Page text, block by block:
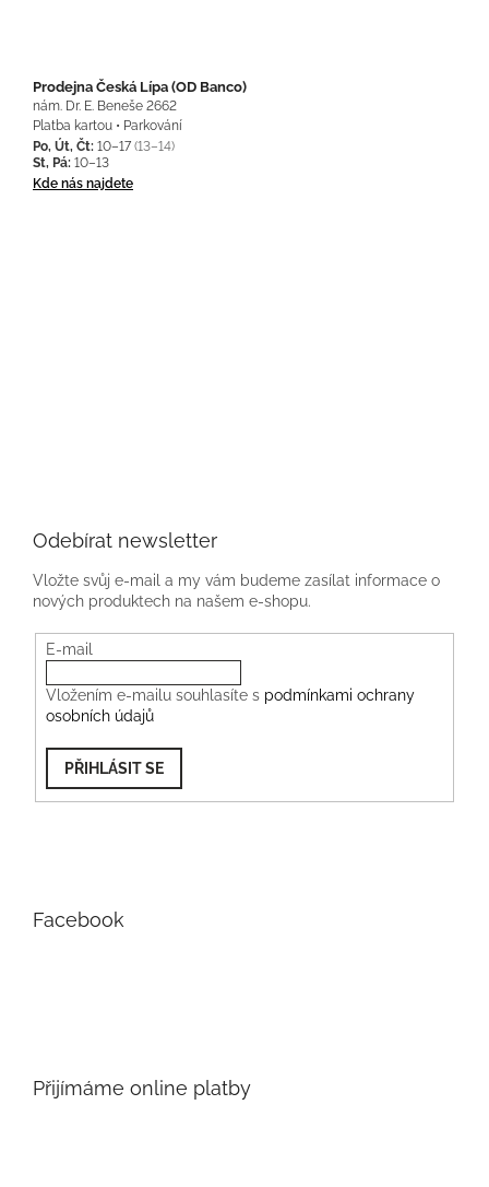
Prodejna Česká Lípa (OD Banco)
nám. Dr. E. Beneše 2662
Platba kartou • Parkování
Po, Út, Čt: 10–17 (13–14)
St, Pá: 10–13
Kde nás najdete
Odebírat newsletter
Vložte svůj e-mail a my vám budeme zasílat informace o
nových produktech na našem e-shopu.
E-mail
Vložením e-mailu souhlasíte s podmínkami ochrany
osobních údajů
PŘIHLÁSIT SE
Facebook
Přijímáme online platby